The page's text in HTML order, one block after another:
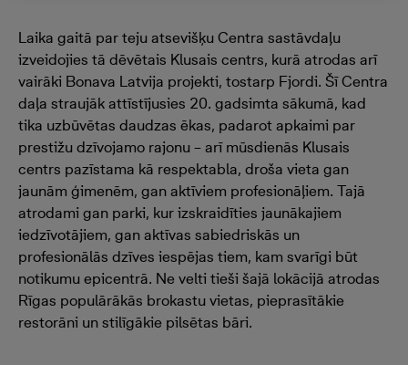
Laika gaitā par teju atsevišķu Centra sastāvdaļu
izveidojies tā dēvētais Klusais centrs, kurā atrodas arī
vairāki Bonava Latvija projekti, tostarp Fjordi. Šī Centra
daļa straujāk attīstījusies 20. gadsimta sākumā, kad
tika uzbūvētas daudzas ēkas, padarot apkaimi par
prestižu dzīvojamo rajonu – arī mūsdienās Klusais
centrs pazīstama kā respektabla, droša vieta gan
jaunām ģimenēm, gan aktīviem profesionāļiem. Tajā
atrodami gan parki, kur izskraidīties jaunākajiem
iedzīvotājiem, gan aktīvas sabiedriskās un
profesionālās dzīves iespējas tiem, kam svarīgi būt
notikumu epicentrā. Ne velti tieši šajā lokācijā atrodas
Rīgas populārākās brokastu vietas, pieprasītākie
restorāni un stilīgākie pilsētas bāri.